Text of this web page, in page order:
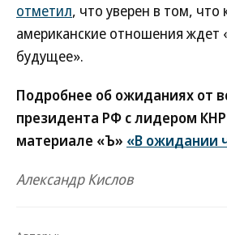
отметил, что уверен в том, что
американские отношения ждет
будущее».
Подробнее об ожиданиях от
президента РФ с лидером
материале «Ъ» «В ожидании
Александр Кислов